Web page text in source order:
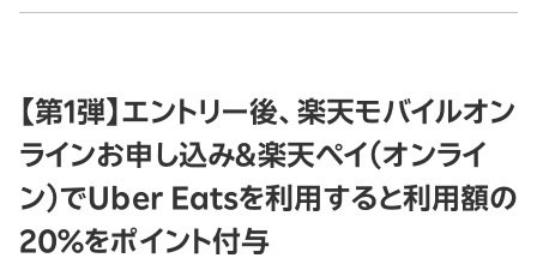
【第1弾】エントリー後、楽天モバイルオン
ラインお申し込み＆楽天ペイ（オンライ
ン）でUber Eatsを利用すると利用額の
20％をポイント付与